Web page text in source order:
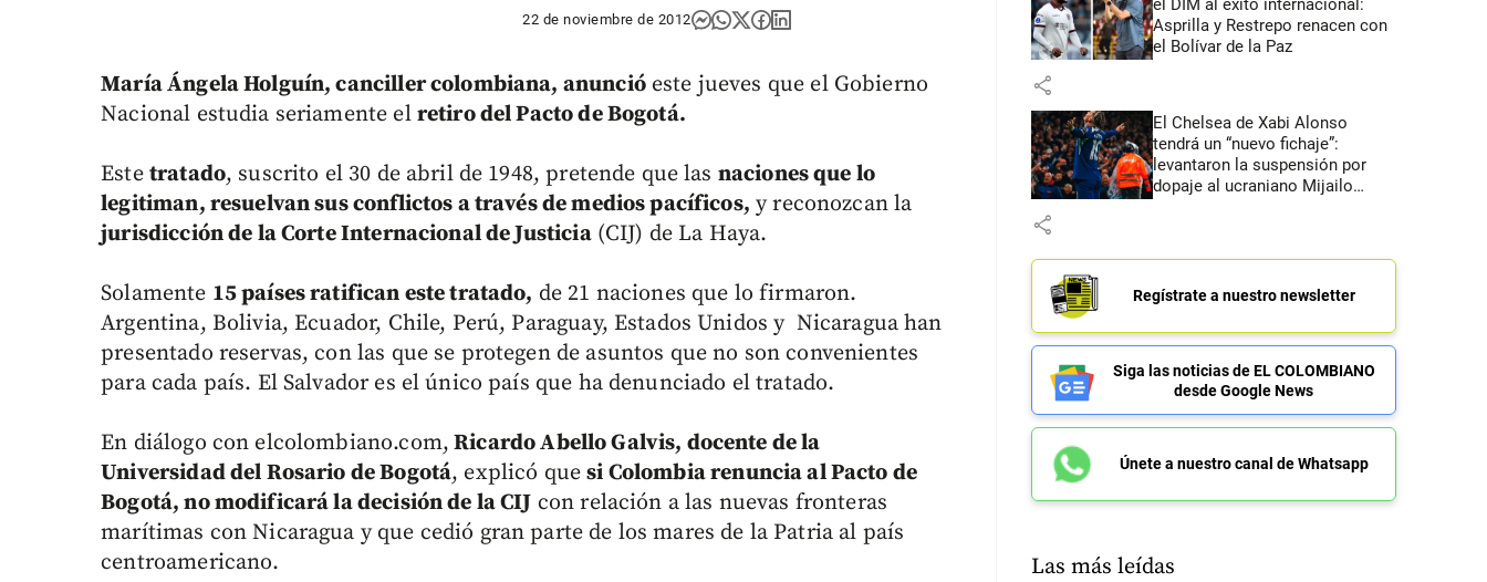
22 de noviembre de 2012
María Ángela Holguín, canciller colombiana, anuncióeste jueves que el Gobierno
Nacional estudia seriamente el retiro del Pacto de Bogotá.
Este tratado, suscrito el 30 de abril de 1948, pretende que las naciones que lo
legitiman, resuelvan sus conflictos a través de medios pacíficos, y reconozcan la
jurisdicción de la Corte Internacional de Justicia(CIJ) de La Haya.
Solamente 15 países ratifican este tratado, de 21 naciones que lo firmaron.
Argentina, Bolivia, Ecuador, Chile, Perú, Paraguay, Estados Unidos y Nicaragua han
presentado reservas, con las que se protegen de asuntos que no son convenientes
para cada país. El Salvador es el único país que ha denunciado el tratado.
En diálogo con elcolombiano.com, Ricardo Abello Galvis, docente de la
Universidad del Rosario de Bogotá, explicó quesi Colombia renuncia al Pacto de
Bogotá, no modificará la decisión de la CIJ con relación a las nuevas fronteras
marítimas con Nicaragua y que cedió gran parte de los mares de la Patria al país
centroamericano.
el DIM al éxito internacional:
Asprilla y Restrepo renacen con
el Bolívar de la Paz
share
El Chelsea de Xabi Alonso
tendrá un “nuevo fichaje”:
levantaron la suspensión por
dopaje al ucraniano Mijailo
share
Regístrate a nuestro newsletter
Siga las noticias de EL COLOMBIANO
desde Google News
Únete a nuestro canal de Whatsapp
Las más leídas